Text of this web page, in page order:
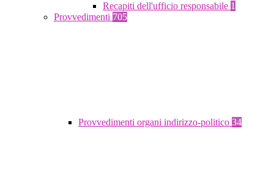
Recapiti dell'ufficio responsabile 1
Provvedimenti 705
Provvedimenti organi indirizzo-politico 34